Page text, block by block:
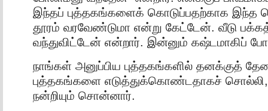
இந்தப் புத்தகங்களைக் கொடுப்பதற்காக இந்த
தூரம் வரவேண்டுமா என்று கேட்டேன். வீடு
வந்துவிட்டேன் என்றார். இன்னும் கஷ்டமாகிப்
நாங்கள் அனுப்பிய புத்தகங்களில் தனக்குத்
புத்தகங்களை எடுத்துக்கொண்டதாகச் சொல்லி,
நன்றியும் சொன்னார்.